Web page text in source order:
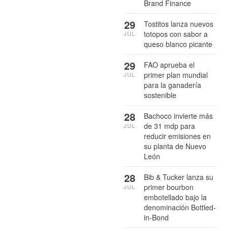
Brand Finance
Tostitos lanza nuevos
totopos con sabor a
queso blanco picante
29
JUL
FAO aprueba el
primer plan mundial
para la ganadería
sostenible
29
JUL
Bachoco invierte más
de 31 mdp para
reducir emisiones en
su planta de Nuevo
León
28
JUL
Bib & Tucker lanza su
primer bourbon
embotellado bajo la
denominación Bottled-
in-Bond
28
JUL